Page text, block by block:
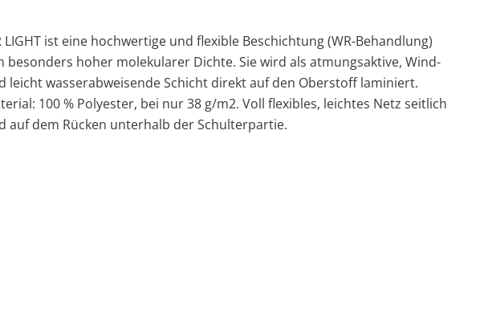
LIGHT ist eine hochwertige und flexible Beschichtung (WR-Behandlung)
besonders hoher molekularer Dichte. Sie wird als atmungsaktive, Wind-
leicht wasserabweisende Schicht direkt auf den Oberstoff laminiert.
100 % Polyester, bei nur 38 g/m2. Voll flexibles, leichtes Netz seitlich
auf dem Rücken unterhalb der Schulterpartie.